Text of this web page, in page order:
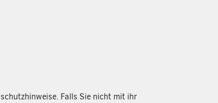
Falls Sie nicht mit ihr